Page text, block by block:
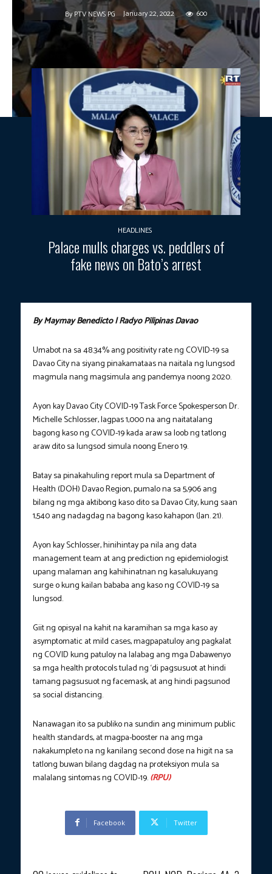
By PTV NEWS PG January 22, 2022 600
HEADLINES
Palace mulls charges vs. peddlers of
fake news on Bato’s arrest
By Maymay Benedicto | Radyo Pilipinas Davao
Umabot na sa 48.34% ang positivity rate ng COVID-19 sa
Davao City na siyang pinakamataas na naitala ng lungsod
magmula nang magsimula ang pandemya noong 2020.
Ayon kay Davao City COVID-19 Task Force Spokesperson Dr.
Michelle Schlosser, lagpas 1,000 na ang naitatalang
bagong kaso ng COVID-19 kada araw sa loob ng tatlong
araw dito sa lungsod simula noong Enero 19.
Batay sa pinakahuling report mula sa Department of
Health (DOH) Davao Region, pumalo na sa 5,906 ang
bilang ng mga aktibong kaso dito sa Davao City, kung saan
1,540 ang nadagdag na bagong kaso kahapon (Jan. 21).
Ayon kay Schlosser, hinihintay pa nila ang data
management team at ang prediction ng epidemiologist
upang malaman ang kahihinatnan ng kasalukuyang
surge o kung kailan bababa ang kaso ng COVID-19 sa
lungsod.
Giit ng opisyal na kahit na karamihan sa mga kaso ay
asymptomatic at mild cases, magpapatuloy ang pagkalat
ng COVID kung patuloy na lalabag ang mga Dabawenyo
sa mga health protocols tulad ng ‘di pagsusuot at hindi
tamang pagsusuot ng facemask, at ang hindi pagsunod
sa social distancing.
Nanawagan ito sa publiko na sundin ang minimum public
health standards, at magpa-booster na ang mga
nakakumpleto na ng kanilang second dose na higit na sa
tatlong buwan bilang dagdag na proteksiyon mula sa
malalang sintomas ng COVID-19.(RPU)
Facebook Twitter